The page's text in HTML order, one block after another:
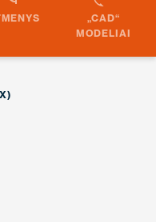
„CAD“
MODELIAI